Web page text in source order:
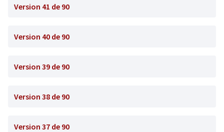
Version 41 de 90
Version 40 de 90
Version 39 de 90
Version 38 de 90
Version 37 de 90